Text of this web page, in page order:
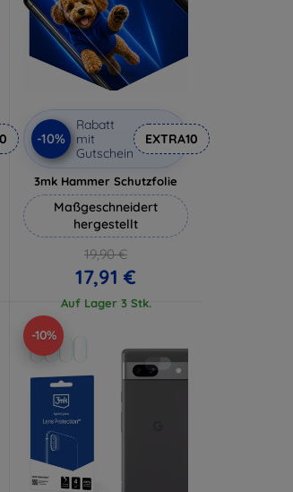
-10%
Rabatt
mit
Gutschein
EXTRA10
3mk Hammer Schutzfolie
Maßgeschneidert
hergestellt
19,90 €
17,91 €
Auf Lager 3 Stk.
-10%